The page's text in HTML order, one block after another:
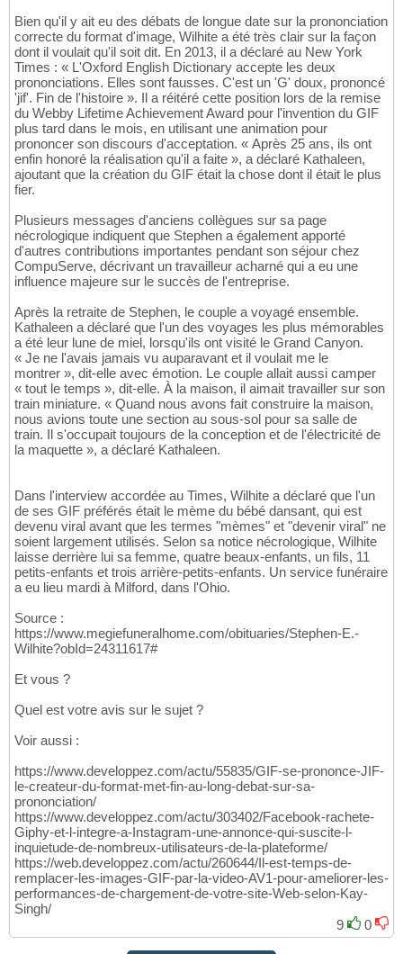
Bien qu'il y ait eu des débats de longue date sur la prononciation
correcte du format d'image, Wilhite a été très clair sur la façon
dont il voulait qu'il soit dit. En 2013, il a déclaré au New York
Times : « L'Oxford English Dictionary accepte les deux
prononciations. Elles sont fausses. C'est un 'G' doux, prononcé
'jif'. Fin de l'histoire ». Il a réitéré cette position lors de la remise
du Webby Lifetime Achievement Award pour l'invention du GIF
plus tard dans le mois, en utilisant une animation pour
prononcer son discours d'acceptation. « Après 25 ans, ils ont
enfin honoré la réalisation qu'il a faite », a déclaré Kathaleen,
ajoutant que la création du GIF était la chose dont il était le plus
fier.
Plusieurs messages d'anciens collègues sur sa page
nécrologique indiquent que Stephen a également apporté
d'autres contributions importantes pendant son séjour chez
CompuServe, décrivant un travailleur acharné qui a eu une
influence majeure sur le succès de l'entreprise.
Après la retraite de Stephen, le couple a voyagé ensemble.
Kathaleen a déclaré que l'un des voyages les plus mémorables
a été leur lune de miel, lorsqu'ils ont visité le Grand Canyon.
« Je ne l'avais jamais vu auparavant et il voulait me le
montrer », dit-elle avec émotion. Le couple allait aussi camper
« tout le temps », dit-elle. À la maison, il aimait travailler sur son
train miniature. « Quand nous avons fait construire la maison,
nous avions toute une section au sous-sol pour sa salle de
train. Il s'occupait toujours de la conception et de l'électricité de
la maquette », a déclaré Kathaleen.
Dans l'interview accordée au Times, Wilhite a déclaré que l'un
de ses GIF préférés était le mème du bébé dansant, qui est
devenu viral avant que les termes "mèmes" et "devenir viral" ne
soient largement utilisés. Selon sa notice nécrologique, Wilhite
laisse derrière lui sa femme, quatre beaux-enfants, un fils, 11
petits-enfants et trois arrière-petits-enfants. Un service funéraire
a eu lieu mardi à Milford, dans l'Ohio.
Source :
https://www.megiefuneralhome.com/obituaries/Stephen-E.-
Wilhite?obId=24311617#
Et vous ?
Quel est votre avis sur le sujet ?
Voir aussi :
https://www.developpez.com/actu/55835/GIF-se-prononce-JIF-
le-createur-du-format-met-fin-au-long-debat-sur-sa-
prononciation/
https://www.developpez.com/actu/303402/Facebook-rachete-
Giphy-et-l-integre-a-Instagram-une-annonce-qui-suscite-l-
inquietude-de-nombreux-utilisateurs-de-la-plateforme/
https://web.developpez.com/actu/260644/Il-est-temps-de-
remplacer-les-images-GIF-par-la-video-AV1-pour-ameliorer-les-
performances-de-chargement-de-votre-site-Web-selon-Kay-
Singh/
9
0